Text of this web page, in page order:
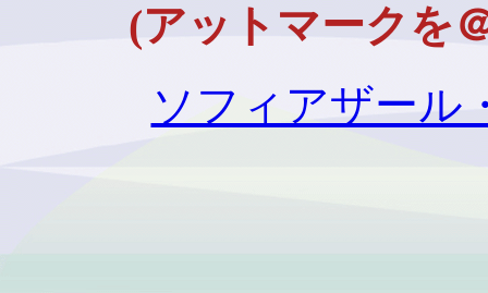
(アットマークを
ソフィアザール